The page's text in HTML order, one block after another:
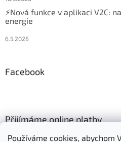
Používáme cookies, abychom
⚡Nová funkce v aplikaci V2C:
energie
6.5.2026
Facebook
Přijímáme online platby